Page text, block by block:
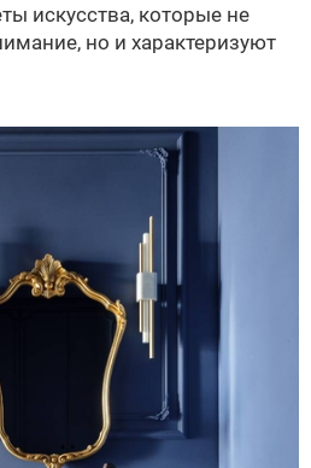
искусства, которые не
но и характеризуют